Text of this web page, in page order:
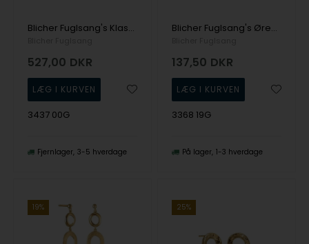
Blicher Fuglsang's Klassisk ørering i forgyldt sølv
527,00 DKR
3437 00G
Fjernlager 3-5 hverdage
Blicher Fuglsang's Ørestikker i forgyldt sølv med rosakvarts
137,50 DKR
3368 19G
På lager 1-3 hverdage
19% 25%